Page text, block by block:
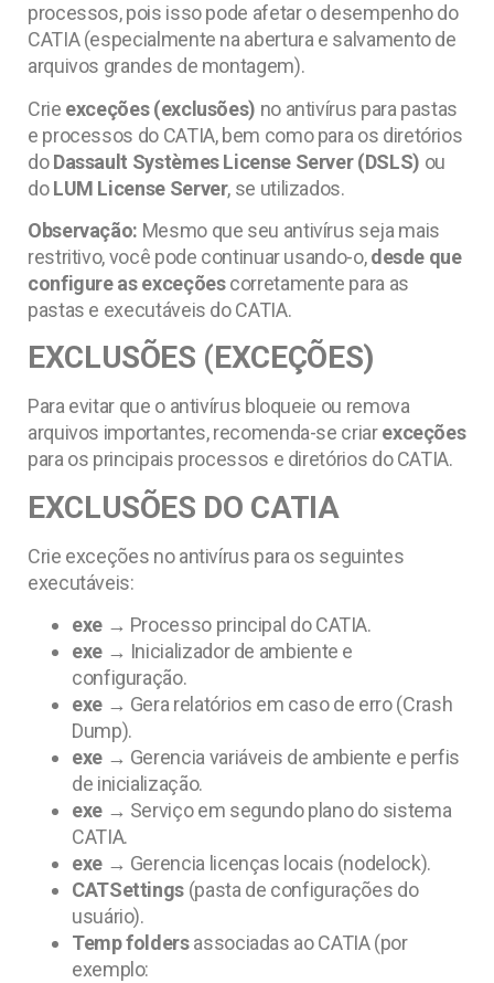
processos, pois isso pode afetar o desempenho do
CATIA (especialmente na abertura e salvamento de
arquivos grandes de montagem).
Crie exceções (exclusões) no antivírus para pastas
e processos do CATIA, bem como para os diretórios
doDassault Systèmes License Server (DSLS) ou
doLUM License Server, se utilizados.
Observação: Mesmo que seu antivírus seja mais
restritivo, você pode continuar usando-o,desde que
configure as exceçõescorretamente para as
pastas e executáveis do CATIA.
EXCLUSÕES (EXCEÇÕES)
Para evitar que o antivírus bloqueie ou remova
arquivos importantes, recomenda-se criarexceções
para os principais processos e diretórios do CATIA.
EXCLUSÕES DO CATIA
Crie exceções no antivírus para os seguintes
executáveis:
exe→ Processo principal do CATIA.
exe→ Inicializador de ambiente e
configuração.
exe→ Gera relatórios em caso de erro (Crash
Dump).
exe→ Gerencia variáveis de ambiente e perfis
de inicialização.
exe→ Serviço em segundo plano do sistema
CATIA.
exe→ Gerencia licenças locais (nodelock).
CATSettings (pasta de configurações do
usuário).
Temp foldersassociadas ao CATIA (por
exemplo: